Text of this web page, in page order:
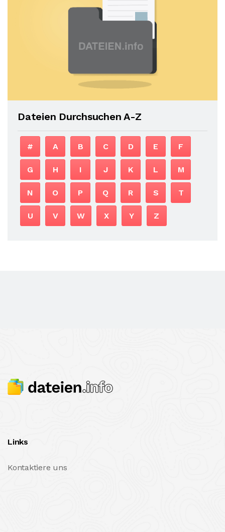
Dateien Durchsuchen A-Z
# A B C D E F
G H I J K L M
N O P Q R S T
U V W X Y Z
Links
Kontaktiere uns